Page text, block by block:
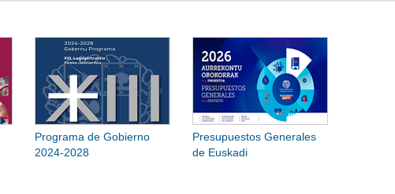
Programa de Gobierno
2024-2028
Presupuestos Generales
de Euskadi